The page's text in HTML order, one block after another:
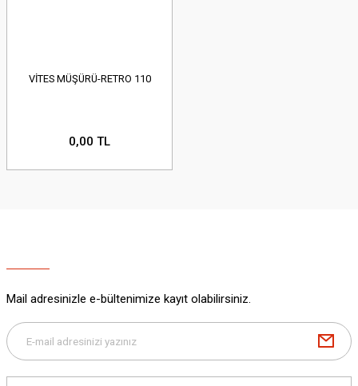
VİTES MÜŞÜRÜ-RETRO 110
0,00 TL
Mail adresinizle e-bültenimize kayıt olabilirsiniz.